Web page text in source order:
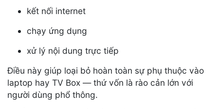
kết nối internet
chạy ứng dụng
xử lý nội dung trực tiếp
Điều này giúp loại bỏ hoàn toàn sự phụ thuộc vào
laptop hay TV Box — thứ vốn là rào cản lớn với
người dùng phổ thông.